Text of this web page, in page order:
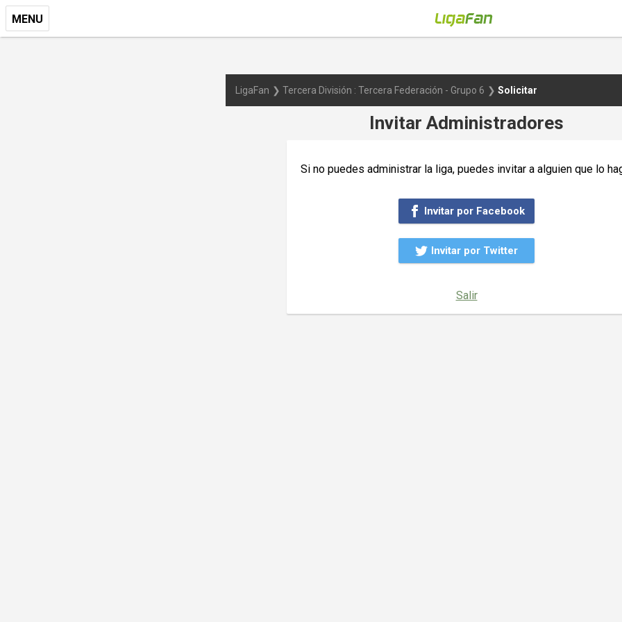
MENU
LigaFan Tercera División : Tercera Federación - Grupo 6 Solicitar
Invitar Administradores
Si no puedes administrar la liga, puedes invitar a alguien que lo
Invitar por Facebook
Invitar por Twitter
Salir